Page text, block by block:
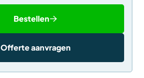
Bestellen
Offerte aanvragen